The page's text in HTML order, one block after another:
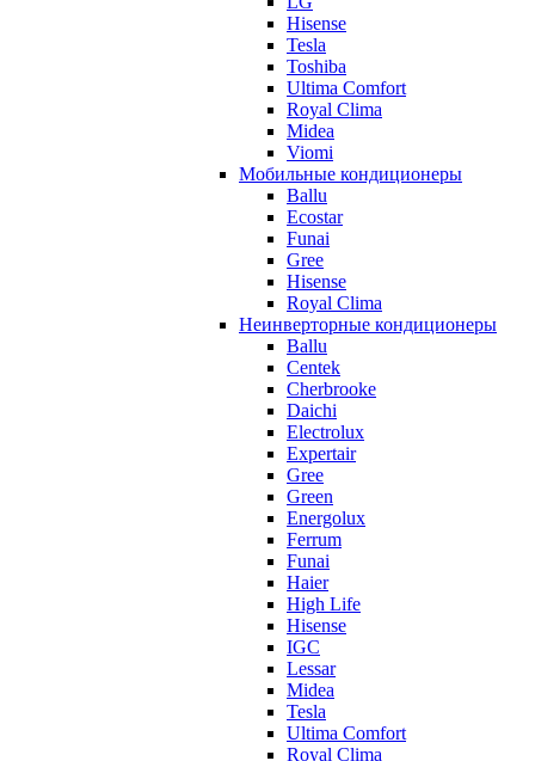
Hisense
Tesla
Toshiba
Ultima Comfort
Royal Clima
Midea
Viomi
Мобильные кондиционеры
Ballu
Ecostar
Funai
Gree
Hisense
Royal Clima
Неинверторные кондиционеры
Ballu
Centek
Cherbrooke
Daichi
Electrolux
Expertair
Gree
Green
Energolux
Ferrum
Funai
Haier
High Life
Hisense
IGC
Lessar
Midea
Tesla
Ultima Comfort
Royal Clima